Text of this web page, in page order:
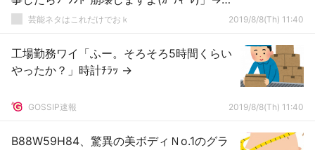
果ｗｗｗｗｗ
芸能ネタはこれだけでおｋ 2019/8/8(Th) 11:40
工場勤務ワイ「ふー。そろそろ5時間くらい
やったか？」時計ﾁﾗｯ →
GOSSIP速報 2019/8/8(Th) 11:40
B88W59H84、驚異の美ボディＮo.1のグラ